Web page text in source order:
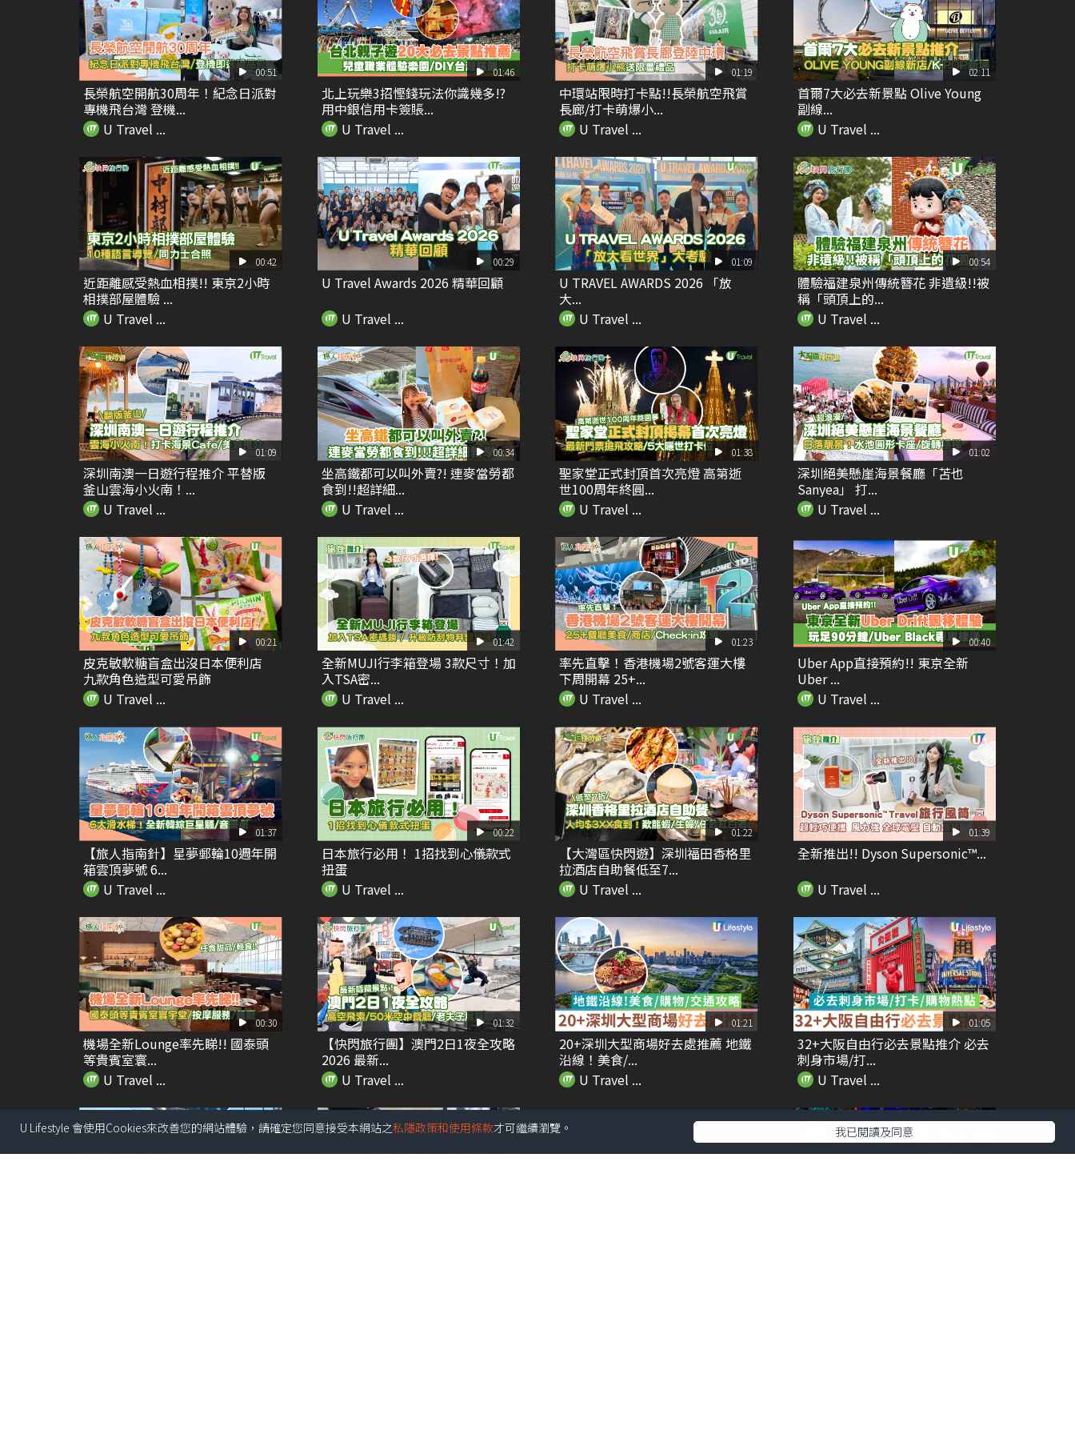
00:51
長榮航空開航30周年！紀念日派對
專機飛台灣 登機...
U Travel ...
01:46
北上玩樂3招慳錢玩法你識幾多!?
用中銀信用卡簽賬...
U Travel ...
01:19
中環站限時打卡點!!長榮航空飛賞
長廊/打卡萌爆小...
U Travel ...
02:11
首爾7大必去新景點 Olive Young
副線...
U Travel ...
00:42
近距離感受熱血相撲!! 東京2小時
相撲部屋體驗 ...
U Travel ...
00:29
U Travel Awards 2026 精華回顧
U Travel ...
01:09
U TRAVEL AWARDS 2026 「放
大...
U Travel ...
00:54
體驗福建泉州傳統簪花 非遺級!!被
稱「頭頂上的...
U Travel ...
01:09
深圳南澳一日遊行程推介 平替版
釜山雲海小火南！...
U Travel ...
00:34
坐高鐵都可以叫外賣?! 連麥當勞都
食到!!超詳細...
U Travel ...
01:38
聖家堂正式封頂首次亮燈 高第逝
世100周年終圓...
U Travel ...
01:02
深圳絕美懸崖海景餐廳「苫也
Sanyea」 打...
U Travel ...
00:21
皮克敏軟糖盲盒出沒日本便利店
九款角色造型可愛吊飾
U Travel ...
01:42
全新MUJI行李箱登場 3款尺寸！加
入TSA密...
U Travel ...
01:23
率先直擊！香港機場2號客運大樓
下周開幕 25+...
U Travel ...
00:40
Uber App直接預約!! 東京全新
Uber ...
U Travel ...
01:37
【旅人指南針】星夢郵輪10週年開
箱雲頂夢號 6...
U Travel ...
00:22
日本旅行必用！ 1招找到心儀款式
扭蛋
U Travel ...
01:22
【大灣區快閃遊】深圳福田香格里
拉酒店自助餐低至7...
U Travel ...
01:39
全新推出!! Dyson Supersonic™...
U Travel ...
00:30
機場全新Lounge率先睇!! 國泰頭
等貴賓室寰...
U Travel ...
01:32
【快閃旅行團】澳門2日1夜全攻略
2026 最新...
U Travel ...
01:21
20+深圳大型商場好去處推薦 地鐵
沿線！美食/...
U Travel ...
01:05
32+大阪自由行必去景點推介 必去
刺身市場/打...
U Travel ...
U Lifestyle 會使用Cookies來改善您的網站體驗，請確定您同意接受本網站之私隱政策和使用條款才可繼續瀏覽。 我已閱讀及同意